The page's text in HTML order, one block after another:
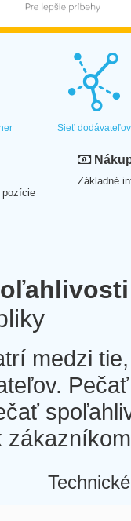
Sieť dodávateľov
pozície
Základné
medzi